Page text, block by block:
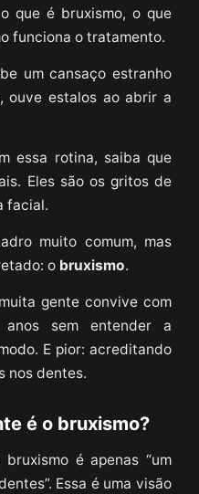
que é bruxismo, o que
funciona o tratamento.
um cansaço estranho
ouve estalos ao abrir a
essa rotina, saiba que
Eles são os gritos de
facial.
muito comum, mas
o bruxismo.
gente convive com
sem entender a
E pior: acreditando
nos dentes.
é o bruxismo?
é apenas “um
Essa é uma visão